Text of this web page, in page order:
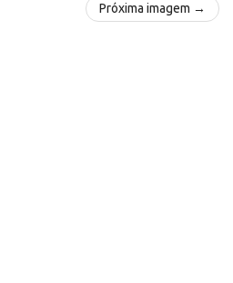
Próxima imagem →